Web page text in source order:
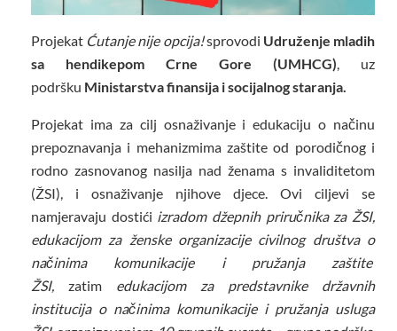
Projekat Ćutanje nije opcija!sprovodi Udruženje mladih
sa hendikepom Crne Gore (UMHCG), uz
podršku Ministarstva finansija i socijalnog staranja.
Projekat ima za cilj osnaživanje i edukaciju o načinu
prepoznavanja i mehanizmima zaštite od porodičnog i
rodno zasnovanog nasilja nad ženama s invaliditetom
(ŽSI), i osnaživanje njihove djece. Ovi ciljevi se
namjeravaju dostići izradom džepnih priručnika za ŽSI,
edukacijom za ženske organizacije civilnog društva o
načinima komunikacije i pružanja zaštite
ŽSI, zatim edukacijom za predstavnike državnih
institucija o načinima komunikacije i pružanja usluga